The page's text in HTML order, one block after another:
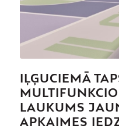
IĻĢUCIEMĀ
LAUKUMS
APKAIMES